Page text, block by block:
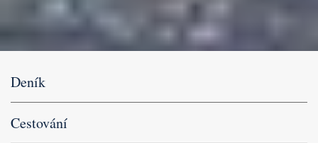
Deník
Cestování